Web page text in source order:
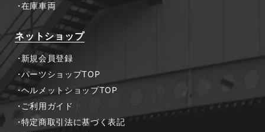
在庫車両
ネットショップ
新規会員登録
パーツショップTOP
ヘルメットショップTOP
ご利用ガイド
特定商取引法に基づく表記